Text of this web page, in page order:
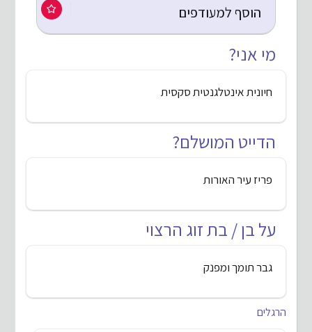
הוסף למעודפים
מי אני?
חיונית אינטלגנטית סקסית
הדייט המושלם?
פריז עיר האורות
על בן / בת זוג הרצוי
גבר תומך ומפנק
הרגלים